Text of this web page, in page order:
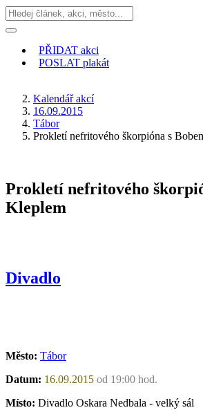
PŘIDAT akci
POSLAT plakát
Kalendář akcí
16.09.2015
Tábor
Prokletí nefritového škorpióna s
Prokletí nefritového
Kleplem
Divadlo
Město: Tábor
Datum: 16.09.2015 od 19:00 hod.
Místo: Divadlo Oskara Nedbala - velký sál